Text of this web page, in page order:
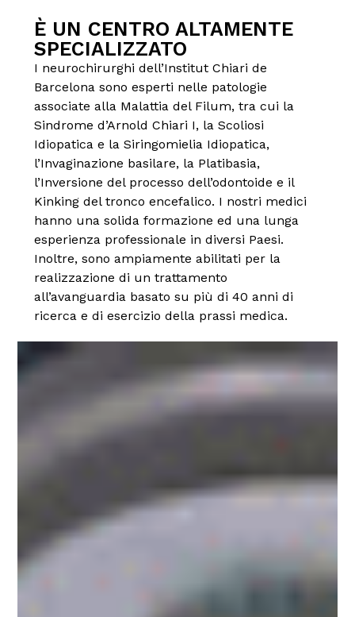
È UN CENTRO ALTAMENTE
SPECIALIZZATO
I neurochirurghi dell’Institut Chiari de
Barcelona sono esperti nelle patologie
associate alla Malattia del Filum, tra cui la
Sindrome d’Arnold Chiari I, la Scoliosi
Idiopatica e la Siringomielia Idiopatica,
l’Invaginazione basilare, la Platibasia,
l’Inversione del processo dell’odontoide e il
Kinking del tronco encefalico. I nostri medici
hanno una solida formazione ed una lunga
esperienza professionale in diversi Paesi.
Inoltre, sono ampiamente abilitati per la
realizzazione di un trattamento
all’avanguardia basato su più di 40 anni di
ricerca e di esercizio della prassi medica.